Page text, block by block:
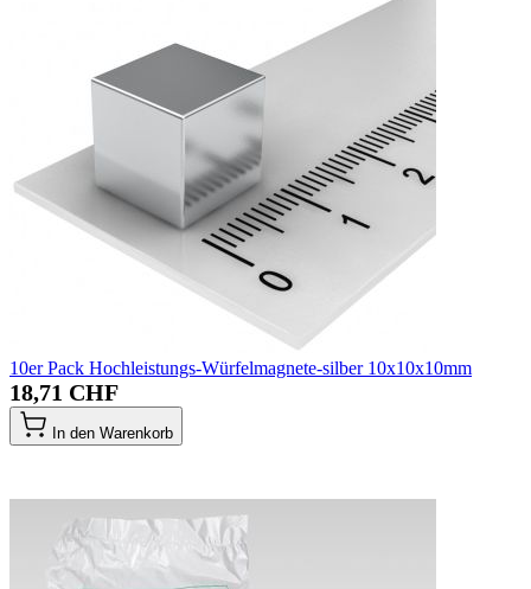
10er Pack Hochleistungs-Würfelmagnete-silber 10x10x10mm
18,71 CHF
In den Warenkorb